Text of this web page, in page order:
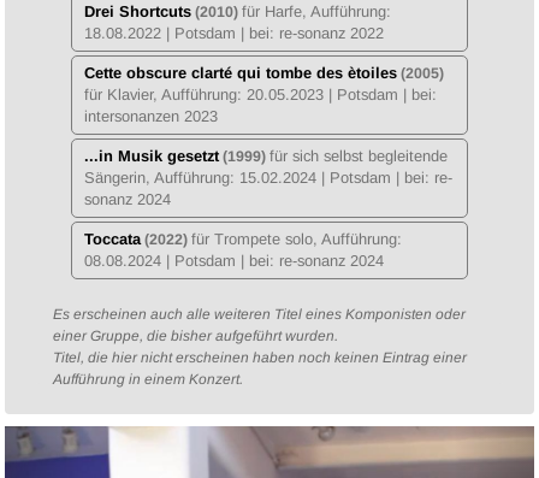
Drei Shortcuts (2010) für Harfe, Aufführung:
18.08.2022 | Potsdam | bei: re-sonanz 2022
Cette obscure clarté qui tombe des ètoiles (2005)
für Klavier, Aufführung: 20.05.2023 | Potsdam | bei:
intersonanzen 2023
...in Musik gesetzt(1999) für sich selbst begleitende
Sängerin, Aufführung: 15.02.2024 | Potsdam | bei: re-
sonanz 2024
Toccata(2022) für Trompete solo, Aufführung:
08.08.2024 | Potsdam | bei: re-sonanz 2024
Es erscheinen auch alle weiteren Titel eines Komponisten oder
einer Gruppe, die bisher aufgeführt wurden.
Titel, die hier nicht erscheinen haben noch keinen Eintrag einer
Aufführung in einem Konzert.